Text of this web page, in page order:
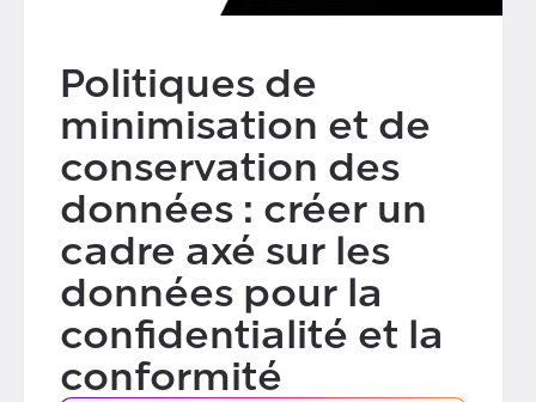
Politiques de
minimisation et de
conservation des
données : créer un
cadre axé sur les
données pour la
confidentialité et la
conformité